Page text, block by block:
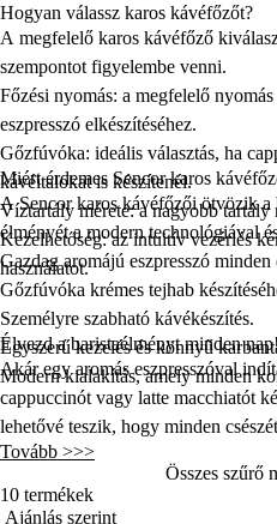
Hogyan válassz karos kávéfőzőt?
A megfelelő karos kávéfőző
szempontot figyelembe venni.
Főzési nyomás: a megfelelő
eszpresszó elkészítéséhez.
Gőzfúvóka: ideális választás, ha
kávéitalokat is készítenél.
Víztartály mérete:a nagyobb tartály
Kezelhetőség:az intuitív vezérlés
használatot.
Miért érdemes Sencor karos
ASencor karos kávéfőzőiötvözik a
élményét a modern technológiával
Gazdag aromájú eszpresszó minden
Gőzfúvóka krémes tejhab
Személyre szabható kávékészítés.
Egyszerű kezelés és könnyű
Modern kialakítás, amely minden
Élvezd a baristaélményt minden
Akár egy aromás eszpresszóval
cappuccinót vagy latte macchiatót
lehetővé teszik, hogy minden
Válaszd ki az igényeidhez
mennyivel egyszerűbb és
karos kávéfőzővel.
Tovább >>>
Összes szűrő
10 termékek